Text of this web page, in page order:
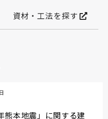
資材・工法を探す
熊本地震」に関する建